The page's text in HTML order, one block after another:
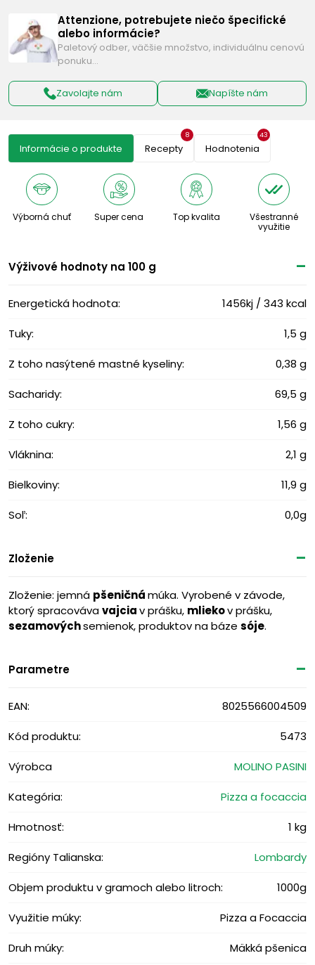
Attenzione, potrebujete niečo špecifické
alebo informácie?
Paletový odber, väčšie množstvo, individuálnu cenovú
ponuku…
Zavolajte nám Napíšte nám
Informácie o produkte Recepty
8
Hodnotenia
43
Výborná chuť Super cena Top kvalita
Všestranné
využitie
Výživové ​​hodnoty na 100 g
Energetická hodnota: 1456kj / 343 kcal
Tuky: 1,5 g
Z toho nasýtené mastné kyseliny: 0,38 g
Sacharidy: 69,5 g
Z toho cukry: 1,56 g
Vláknina: 2,1 g
Bielkoviny: 11,9 g
Soľ: 0,0g
Zloženie
Zloženie: jemná pšeničnámúka. Vyrobené v závode,
ktorý spracovávavajciav prášku, mliekov prášku,
sezamovýchsemienok, produktov na báze sóje.
Parametre
EAN: 8025566004509
Kód produktu: 5473
Výrobca MOLINO PASINI
Kategória: Pizza a focaccia
Hmotnosť: 1 kg
Regióny Talianska: Lombardy
Objem produktu v gramoch alebo litroch: 1000g
Využitie múky: Pizza a Focaccia
Druh múky: Mäkká pšenica